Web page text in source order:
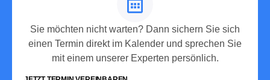
Lieferservice - digitale Speisekarte
Quedlinburg
Overview
Lieferservice - digitale Speisekarte
Ratzeburg